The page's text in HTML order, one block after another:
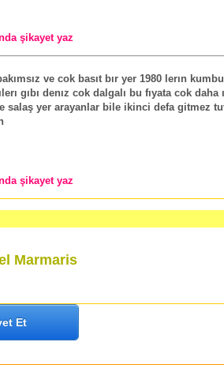
şikayet yaz
ve cok basıt bır yer 1980 lerın
gıbı denız cok dalgalı bu fıyata cok daha
salaş yer arayanlar bile ikinci defa gitmez
şikayet yaz
Marmaris
Et